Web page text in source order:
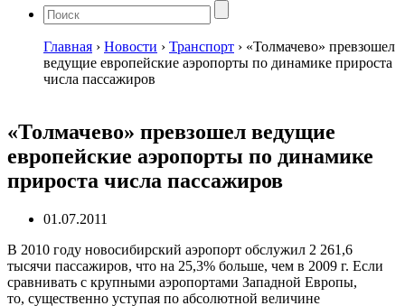
Главная › Новости › Транспорт › «Толмачево» превзошел
ведущие европейские аэропорты по динамике прироста
числа пассажиров
«Толмачево» превзошел ведущие
европейские аэропорты по динамике
прироста числа пассажиров
01.07.2011
В 2010 году новосибирский аэропорт обслужил 2 261,6
тысячи пассажиров, что на 25,3% больше, чем в 2009 г. Если
сравнивать с крупными аэропортами Западной Европы,
то, существенно уступая по абсолютной величине